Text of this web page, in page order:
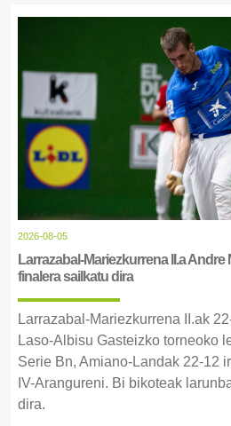
2026-08-05
Larrazabal-Mariezkurrena II.a
finalera sailkatu dira
Larrazabal-Mariezkurrena II.ak
Laso-Albisu Gasteizko torneoko
Serie Bn, Amiano-Landak 22-12
IV-Arangureni. Bi bikoteak
dira.